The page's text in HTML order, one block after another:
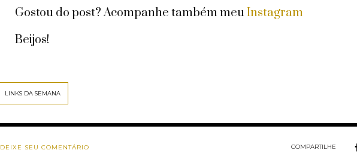
Gostou do post? Acompanhe também meuInstagram
Beijos!
LINKS DA SEMANA
DEIXE SEU COMENTÁRIO COMPARTILHE